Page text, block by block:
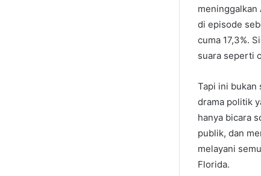
meninggalkan
di episode
cuma 17,3%.
suara seperti
Tapi ini bukan
drama politik
hanya bicara
publik, dan
melayani
Florida.